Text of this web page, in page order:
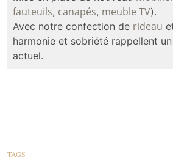
fauteuils, canapés, meuble TV).
Avec notre confection de rideau
harmonie et sobriété rappellent
actuel.
TAGS